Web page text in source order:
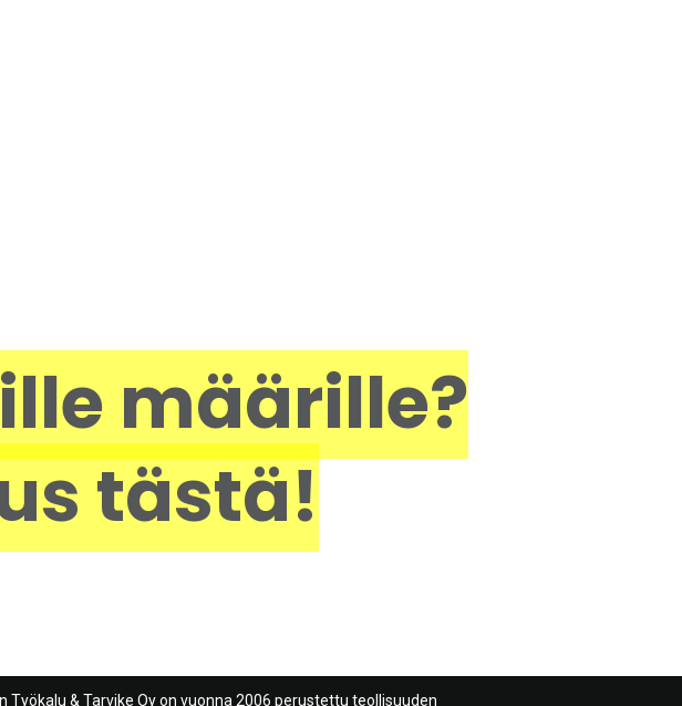
määrille?
tästä!
Työkalu & Tarvike Oy on vuonna 2006 perustettu teollisuuden